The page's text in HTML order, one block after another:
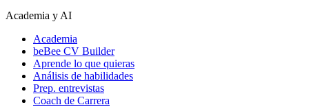
Academia y AI
Academia
beBee CV Builder
Aprende lo que quieras
Análisis de habilidades
Prep. entrevistas
Coach de Carrera